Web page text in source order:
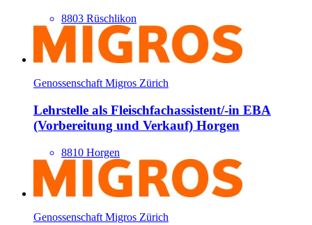
8803 Rüschlikon
Genossenschaft Migros Zürich
Lehrstelle als Fleisch­fach­assistent/​-in EBA
(Vorbereitung und Verkauf) Horgen
8810 Horgen
Genossenschaft Migros Zürich